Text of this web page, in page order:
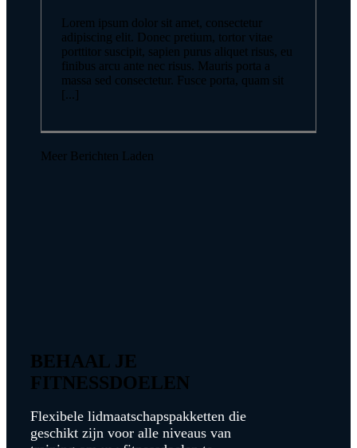
Lorem ipsum dolor sit amet, consectetur
adipiscing elit. Donec pretium, tortor vitae
porttitor suscipit, sapien purus aliquet risus, eu
finibus arcu ante nec risus. Mauris porta a
massa sed consectetur. Fusce porta, quam sit
[...]
Meer Berichten Laden
BEHAAL JE
FITNESSDOELEN
Flexibele lidmaatschapspakketten die
geschikt zijn voor alle niveaus van